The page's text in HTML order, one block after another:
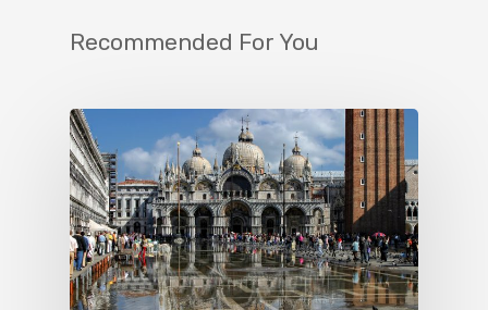
Recommended For You